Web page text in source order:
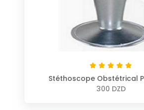
Stéthoscope Obstétrical
Aluminium
300 DZD